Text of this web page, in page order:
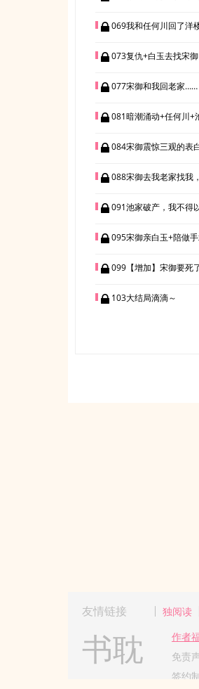
069我和任何川回了洋
073复仇+白玉去找宋御
077宋御和我回老家……
081暗潮涌动+任何川+
084宋御震惊三观的表
088宋御去我老家找我，病理
091池家破产，我不得以
095宋御亲白玉+陪做手术+宋御视
099【增加】宋御要死
103大结局滴滴～
友情链接 独阅读
书耽
作者
免责
签约